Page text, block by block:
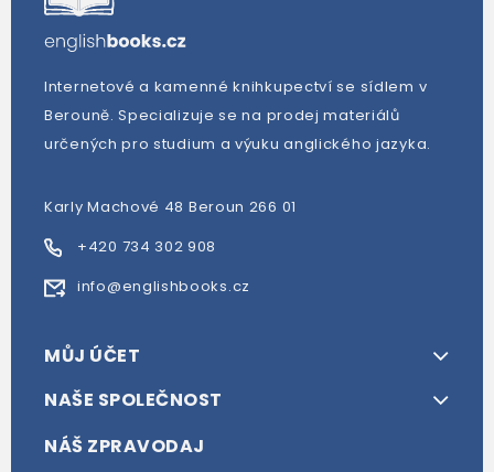
Internetové a kamenné knihkupectví se sídlem v
Berouně. Specializuje se na prodej materiálů
určených pro studium a výuku anglického jazyka.
Karly Machové 48 Beroun 266 01
+420 734 302 908
info@englishbooks.cz
MŮJ ÚČET
NAŠE SPOLEČNOST
NÁŠ ZPRAVODAJ